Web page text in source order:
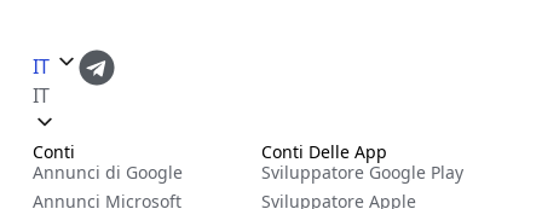
IT
IT
Conti
Annunci di Google
Annunci Microsoft
Conti Delle App
Sviluppatore Google Play
Sviluppatore Apple